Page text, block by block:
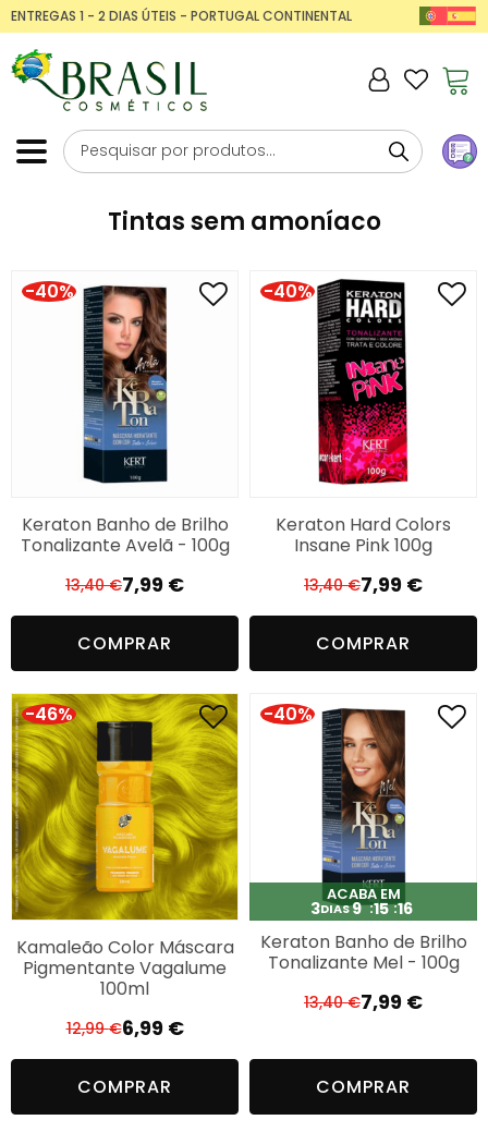
ENTREGAS 1 - 2 DIAS ÚTEIS - PORTUGAL CONTINENTAL
Tintas sem amoníaco
-40%
Keraton Banho de Brilho
Tonalizante Avelã - 100g
13,40€O
preço
original
era:
13,40 €.
7,99 €
O
preço
atual
é:
7,99 €.
COMPRAR
-40%
Keraton Hard Colors
Insane Pink 100g
13,40€O
preço
original
era:
7,99 €
O
preço
atual
é:
COMPRAR
-46%
Kamaleão Color Máscara
Pigmentante Vagalume
100ml
12,99€O
preço
original
era:
6,99 €
O
preço
atual
é:
COMPRAR
-40%
ACABA EM
3DIAS9 15 14
Keraton Banho de Brilho
Tonalizante Mel - 100g
13,40€O
original
era:
13,40 €.
7,99 €
O
atual
é:
7,99 €.
COMPRAR